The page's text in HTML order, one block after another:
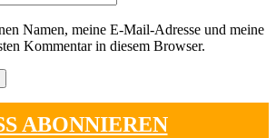
Namen, meine E-Mail-Adresse und meine
Kommentar in diesem Browser.
ABONNIEREN